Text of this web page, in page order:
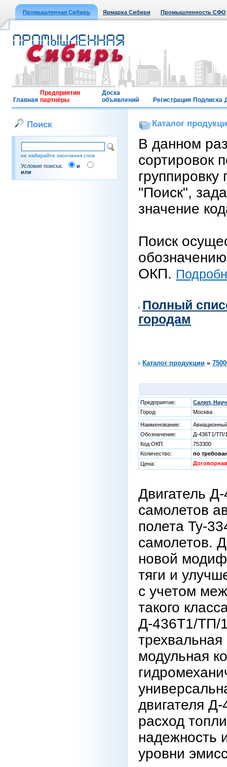
Промышленная Сибирь Ярмарка Сибири Промышленность СФО
Главная
Предприятия
партнёры
Доска
объявлений
Регистрация Подписка
Поиск
не набирайте окончания слов
Условие поиска:
и
или
Каталог
В данном
сортировок
"Поиск",
значение
Поиск
ОКП.
Полный
городам
Каталог продукции »
Предприятие:
Салют,
Город:
Москва
Наименование:
Обозначение:
Д-436Т1/ТП/
Код ОКП:
753300
Количество:
по
Цена:
Договорная
Двигатель
самолетов
полета Ту-
самолетов.
новой
тяги и
с учетом
такого
Д-436Т1/ТП/
модульная
двигателя
расход
надежность
уровни